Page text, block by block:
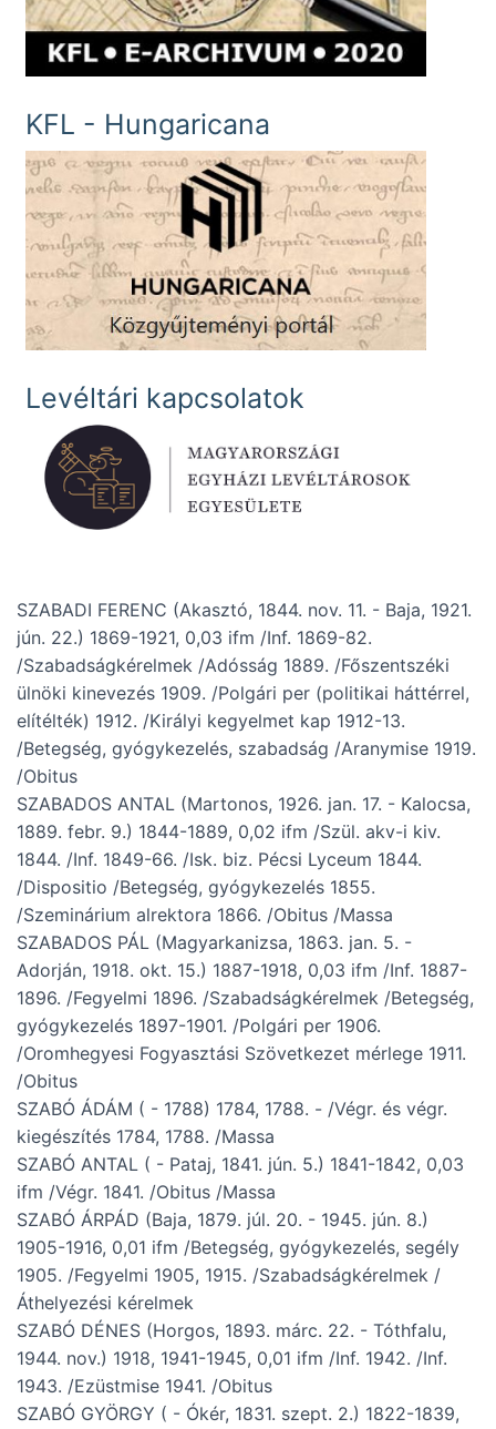
KFL - Hungaricana
Levéltári kapcsolatok
SZABADI FERENC (Akasztó, 1844. nov. 11. - Baja, 1921.
jún. 22.) 1869-1921, 0,03 ifm /Inf. 1869-82.
/Szabadságkérelmek /Adósság 1889. /Főszentszéki
ülnöki kinevezés 1909. /Polgári per (politikai háttérrel,
elítélték) 1912. /Királyi kegyelmet kap 1912-13.
/Betegség, gyógykezelés, szabadság /Aranymise 1919.
/Obitus
SZABADOS ANTAL (Martonos, 1926. jan. 17. - Kalocsa,
1889. febr. 9.) 1844-1889, 0,02 ifm /Szül. akv-i kiv.
1844. /Inf. 1849-66. /Isk. biz. Pécsi Lyceum 1844.
/Dispositio /Betegség, gyógykezelés 1855.
/Szeminárium alrektora 1866. /Obitus /Massa
SZABADOS PÁL (Magyarkanizsa, 1863. jan. 5. -
Adorján, 1918. okt. 15.) 1887-1918, 0,03 ifm /Inf. 1887-
1896. /Fegyelmi 1896. /Szabadságkérelmek /Betegség,
gyógykezelés 1897-1901. /Polgári per 1906.
/Oromhegyesi Fogyasztási Szövetkezet mérlege 1911.
/Obitus
SZABÓ ÁDÁM ( - 1788) 1784, 1788. - /Végr. és végr.
kiegészítés 1784, 1788. /Massa
SZABÓ ANTAL ( - Pataj, 1841. jún. 5.) 1841-1842, 0,03
ifm /Végr. 1841. /Obitus /Massa
SZABÓ ÁRPÁD (Baja, 1879. júl. 20. - 1945. jún. 8.)
1905-1916, 0,01 ifm /Betegség, gyógykezelés, segély
1905. /Fegyelmi 1905, 1915. /Szabadságkérelmek /
Áthelyezési kérelmek
SZABÓ DÉNES (Horgos, 1893. márc. 22. - Tóthfalu,
1944. nov.) 1918, 1941-1945, 0,01 ifm /Inf. 1942. /Inf.
1943. /Ezüstmise 1941. /Obitus
SZABÓ GYÖRGY ( - Ókér, 1831. szept. 2.) 1822-1839,